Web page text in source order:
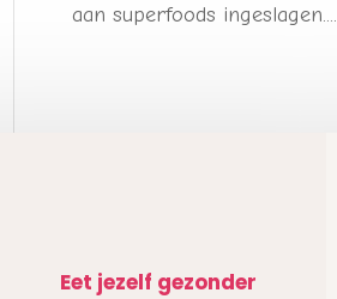
aan superfoods ingeslagen....
Eet jezelf gezonder